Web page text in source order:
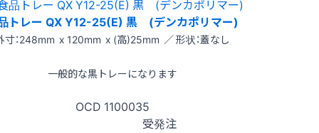
トレー QX Y12-25(E) 黒 (デンカポリマー)
寸：248mm x 120mm x (高)25mm ／ 形状：蓋なし
一般的な黒トレーになります
OCD 1100035
受発注